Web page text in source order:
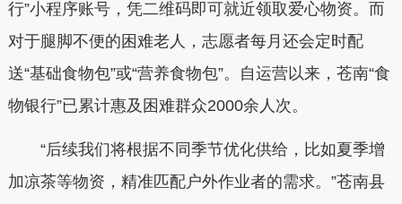
行”小程序账号，凭二维码即可就近领取爱心物资。而
对于腿脚不便的困难老人，志愿者每月还会定时配
送“基础食物包”或“营养食物包”。自运营以来，苍南“食
物银行”已累计惠及困难群众2000余人次。
“后续我们将根据不同季节优化供给，比如夏季增
加凉茶等物资，精准匹配户外作业者的需求。”苍南县